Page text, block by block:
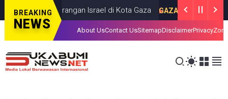
BREAKING
NEWS
dalam Serangan Israel di Kota Gaza GAZA JULY 19, 2026
About UsContact UsSitemapDisclaimerPrivacy